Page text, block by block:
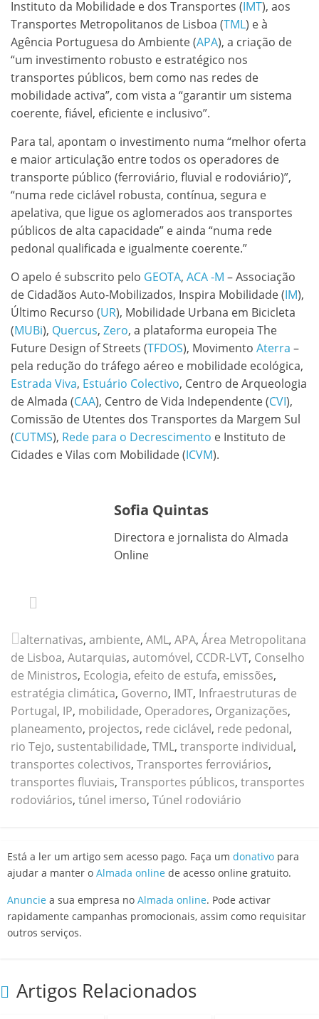
Instituto da Mobilidade e dos Transportes (IMT), aos
Transportes Metropolitanos de Lisboa (TML) e à
Agência Portuguesa do Ambiente (APA), a criação de
“um investimento robusto e estratégico nos
transportes públicos, bem como nas redes de
mobilidade activa”, com vista a “garantir um sistema
coerente, fiável, eficiente e inclusivo”.
Para tal, apontam o investimento numa “melhor oferta
e maior articulação entre todos os operadores de
transporte público (ferroviário, fluvial e rodoviário)”,
“numa rede ciclável robusta, contínua, segura e
apelativa, que ligue os aglomerados aos transportes
públicos de alta capacidade” e ainda “numa rede
pedonal qualificada e igualmente coerente.”
O apelo é subscrito pelo GEOTA, ACA -M – Associação
de Cidadãos Auto-Mobilizados, Inspira Mobilidade (IM),
Último Recurso (UR), Mobilidade Urbana em Bicicleta
(MUBi), Quercus, Zero, a plataforma europeia The
Future Design of Streets (TFDOS), Movimento Aterra –
pela redução do tráfego aéreo e mobilidade ecológica,
Estrada Viva, Estuário Colectivo, Centro de Arqueologia
de Almada (CAA), Centro de Vida Independente (CVI),
Comissão de Utentes dos Transportes da Margem Sul
(CUTMS), Rede para o Decrescimento e Instituto de
Cidades e Vilas com Mobilidade (ICVM).
Sofia Quintas
Directora e jornalista do Almada
Online
alternativas, ambiente, AML, APA, Área Metropolitana
de Lisboa, Autarquias, automóvel, CCDR-LVT, Conselho
de Ministros, Ecologia, efeito de estufa, emissões,
estratégia climática, Governo, IMT, Infraestruturas de
Portugal, IP, mobilidade, Operadores, Organizações,
planeamento, projectos, rede ciclável, rede pedonal,
rio Tejo, sustentabilidade, TML, transporte individual,
transportes colectivos, Transportes ferroviários,
transportes fluviais, Transportes públicos, transportes
rodoviários, túnel imerso, Túnel rodoviário
Está a ler um artigo sem acesso pago. Faça um donativo para
ajudar a manter o Almada online de acesso online gratuito.
Anuncie a sua empresa no Almada online. Pode activar
rapidamente campanhas promocionais, assim como requisitar
outros serviços.
Artigos Relacionados